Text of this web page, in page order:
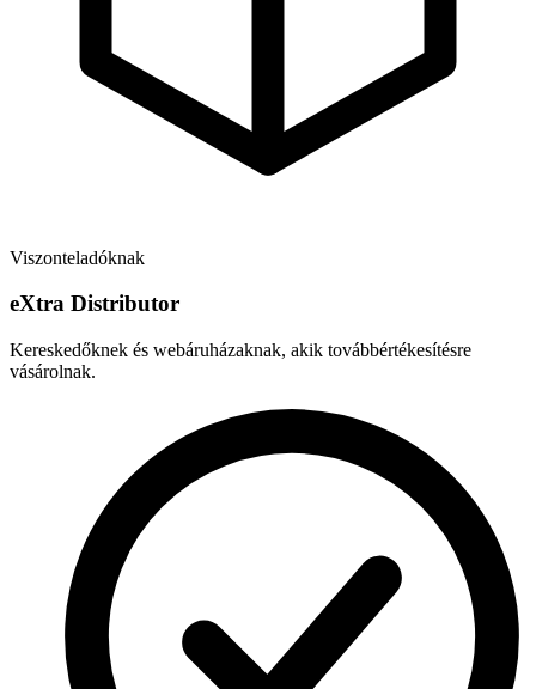
Viszonteladóknak
eXtra Distributor
Kereskedőknek és webáruházaknak, akik továbbértékesítésre
vásárolnak.